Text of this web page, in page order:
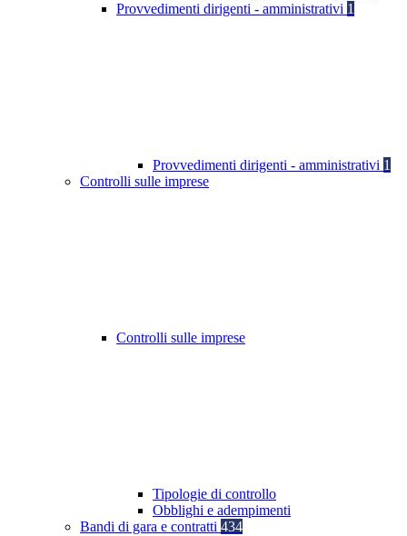
Provvedimenti dirigenti - amministrativi 1
Provvedimenti dirigenti - amministrativi 1
Controlli sulle imprese
Controlli sulle imprese
Tipologie di controllo
Obblighi e adempimenti
Bandi di gara e contratti 434